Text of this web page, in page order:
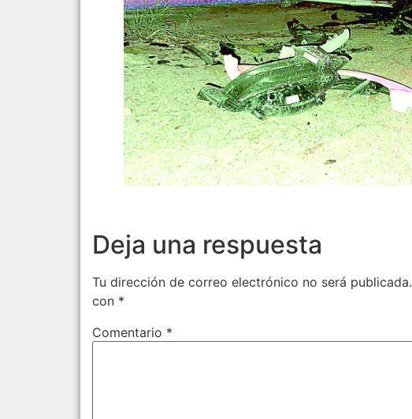
Deja una respuesta
Tu dirección de correo electrónico no será publicada.
con *
Comentario *